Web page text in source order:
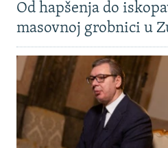
Od hapšenja do
masovnoj grobnici u